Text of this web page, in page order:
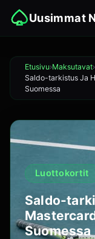
Uusimmat
Etusivu Maksutavat
Saldo-tarkistus Ja
Suomessa
Luottokortit
Saldo-
Suomessa